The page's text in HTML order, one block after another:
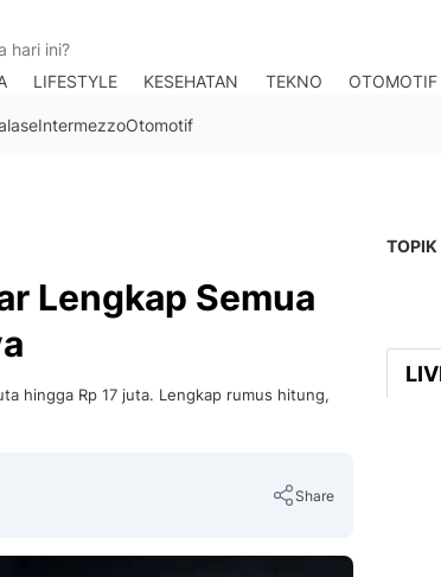
LIFESTYLE KESEHATAN TEKNO OTOMOTIF
IntermezzoOtomotif
Lengkap Semua
hingga Rp 17 juta. Lengkap rumus hitung,
Share
TOPIK